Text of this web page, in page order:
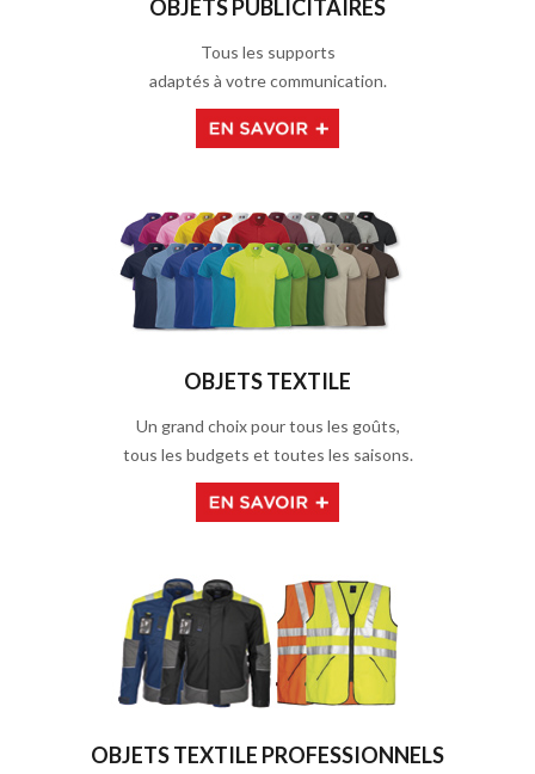
OBJETS PUBLICITAIRES
Tous les supports
adaptés à votre communication.
OBJETS TEXTILE
Un grand choix pour tous les goûts,
tous les budgets et toutes les saisons.
OBJETS TEXTILE PROFESSIONNELS